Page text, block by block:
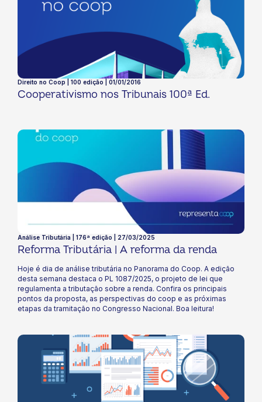
comandando diretrizes mais eficientes de forma a fomentar
ainda mais o setor. Nesta edição, vamos mergulhar no universo
da economia baseada em dados, sua relevância, impacto para o
cooperativismo e tendências para 2023. Boa leitura!
Direito no Coop | 100 edição | 01/01/2016
Cooperativismo nos Tribunais 100ª Ed.
Análise Tributária | 176ª edição | 27/03/2025
Reforma Tributária | A reforma da renda
Hoje é dia de análise tributária no Panorama do Coop. A edição
desta semana destaca o PL 1087/2025, o projeto de lei que
regulamenta a tributação sobre a renda. Confira os principais
pontos da proposta, as perspectivas do coop e as próximas
etapas da tramitação no Congresso Nacional. Boa leitura!